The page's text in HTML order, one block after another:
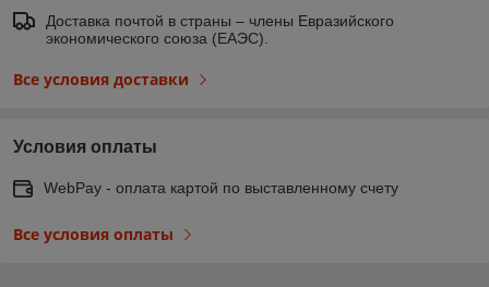
Доставка почтой в страны – члены Евразийского
экономического союза (ЕАЭС).
Все условия доставки
Условия оплаты
WebPay - оплата картой по выставленному счету
Все условия оплаты